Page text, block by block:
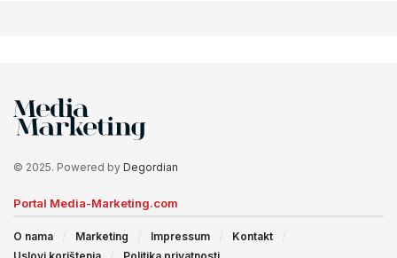
© 2025. Powered by Degordian
Portal Media-Marketing.com
O nama Marketing Impressum
Kontakt